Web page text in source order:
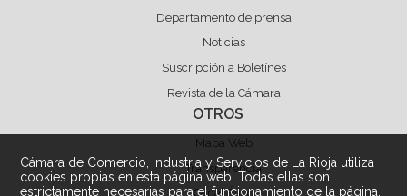
Cámara de Comercio, Industria y Servicios de La Rioja utiliza
cookies propias en esta página web. Todas ellas son
estrictamente necesarias para el funcionamiento de la página.
Departamento de prensa
Noticias
Suscripción a Boletínes
Revista de la Cámara
OTROS
Mapa Web
Transparencia
Canal Ético